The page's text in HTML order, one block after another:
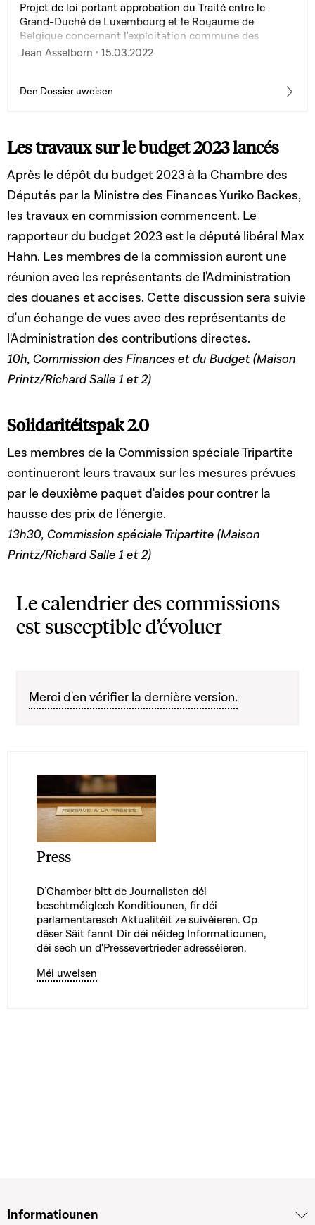
Projet de loi portant approbation du Traité entre le
Grand-Duché de Luxembourg et le Royaume de
Belgique concernant l'exploitation commune des
aéronefs de transport A400M au sein d'une unité
Jean Asselborn · 15.03.2022
Den Dossier uweisen
Les travaux sur le budget 2023 lancés
Après le dépôt du budget 2023 à la Chambre des
Députés par la Ministre des Finances Yuriko Backes,
les travaux en commission commencent. Le
rapporteur du budget 2023 est le député libéral Max
Hahn. Les membres de la commission auront une
réunion avec les représentants de l'Administration
des douanes et accises. Cette discussion sera suivie
d'un échange de vues avec des représentants de
l'Administration des contributions directes.
10h, Commission des Finances et du Budget (Maison
Printz/Richard Salle 1 et 2)
Solidaritéitspak 2.0
Les membres de la Commission spéciale Tripartite
continueront leurs travaux sur les mesures prévues
par le deuxième paquet d'aides pour contrer la
hausse des prix de l'énergie.
13h30, Commission spéciale Tripartite (Maison
Printz/Richard Salle 1 et 2)
Le calendrier des commissions
est susceptible d’évoluer
Merci d'en vérifier la dernière version.
Press
D’Chamber bitt de Journalisten déi
beschtméiglech Konditiounen, fir déi
parlamentaresch Aktualitéit ze suivéieren. Op
dëser Säit fannt Dir déi néideg Informatiounen,
déi sech un d'Pressevertrieder adresséieren.
Méi uweisen
Informatiounen